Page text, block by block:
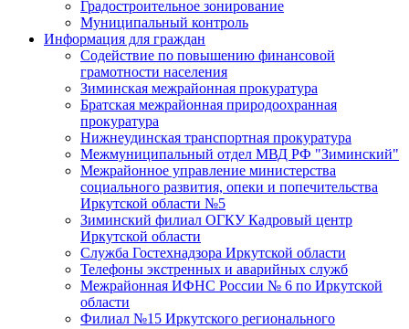
Градостроительное зонирование
Муниципальный контроль
Информация для граждан
Содействие по повышению финансовой
грамотности населения
Зиминская межрайонная прокуратура
Братская межрайонная природоохранная
прокуратура
Нижнеудинская транспортная прокуратура
Межмуниципальный отдел МВД РФ "Зиминский"
Межрайонное управление министерства
социального развития, опеки и попечительства
Иркутской области №5
Зиминский филиал ОГКУ Кадровый центр
Иркутской области
Служба Гостехнадзора Иркутской области
Телефоны экстренных и аварийных служб
Межрайонная ИФНС России № 6 по Иркутской
области
Филиал №15 Иркутского регионального